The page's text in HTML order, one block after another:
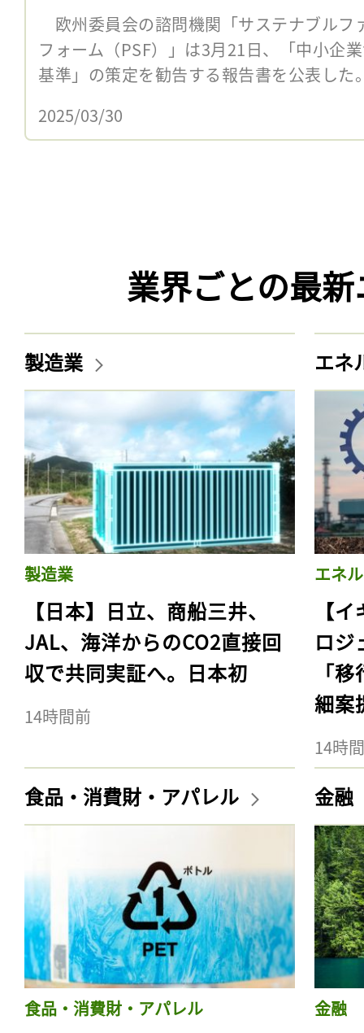
欧州委員会の諮問機関「サステナブルフ
フォーム（PSF）」は3月21日、「中小企
基準」の策定を勧告する報告書を公表し
2025/03/30
業界ごとの最
製造業
製造業
【日本】日立、商船三井、
JAL、海洋からのCO2直接回
収で共同実証へ。日本初
14時間前
エネ
エネ
【
ロジ
「
細案
14時
食品・消費財・アパレル
食品・消費財・アパレル
金融
金融